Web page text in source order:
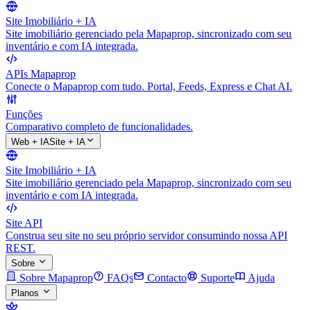
Site Imobiliário + IA
Site imobiliário gerenciado pela Mapaprop, sincronizado com seu
inventário e com IA integrada.
APIs Mapaprop
Conecte o Mapaprop com tudo. Portal, Feeds, Express e Chat AI.
Funções
Comparativo completo de funcionalidades.
Web + IASite + IA
Site Imobiliário + IA
Site imobiliário gerenciado pela Mapaprop, sincronizado com seu
inventário e com IA integrada.
Site API
Construa seu site no seu próprio servidor consumindo nossa API
REST.
Sobre
Sobre Mapaprop FAQs Contacto Suporte Ajuda
Planos